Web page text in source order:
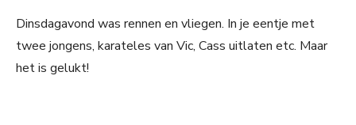
Dinsdagavond was rennen en vliegen. In je eentje met
twee jongens, karateles van Vic, Cass uitlaten etc. Maar
het is gelukt!